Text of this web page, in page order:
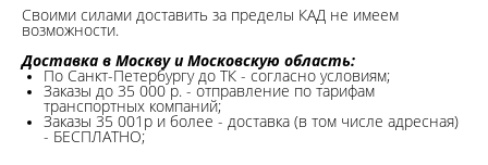
Своими силами доставить за пределы КАД не имеем
возможности.​
Доставка в Москву и Московскую область:
По Санкт-Петербургу до ТК - согласно условиям;
Заказы до 35 000 р. - отправление по тарифам
транспортных компаний;
Заказы 35 001р и более - доставка (в том числе адресная)
- БЕСПЛАТНО;